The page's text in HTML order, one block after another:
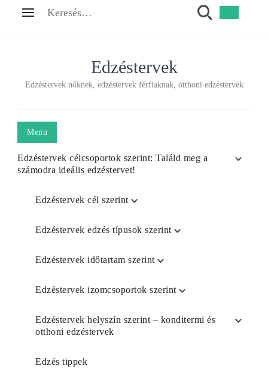
Keresés:
Edzéstervek
Edzéstervek nőknek, edzéstervek férfiaknak, otthoni edzéstervek
Menu
Edzéstervek célcsoportok szerint: Találd meg a
számodra ideális edzéstervet!
Edzéstervek cél szerint
Edzéstervek edzés típusok szerint
Edzéstervek időtartam szerint
Edzéstervek izomcsoportok szerint
Edzéstervek helyszín szerint – konditermi és
otthoni edzéstervek
Edzés tippek